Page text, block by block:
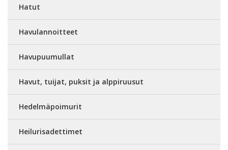
Hatut
Havulannoitteet
Havupuumullat
Havut, tuijat, puksit ja alppiruusut
Hedelmäpoimurit
Heilurisadettimet